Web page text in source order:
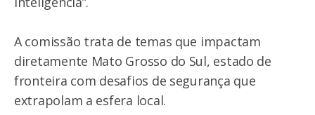
A comissão trata de temas que impactam
diretamente Mato Grosso do Sul, estado de
fronteira com desafios de segurança que
extrapolam a esfera local.